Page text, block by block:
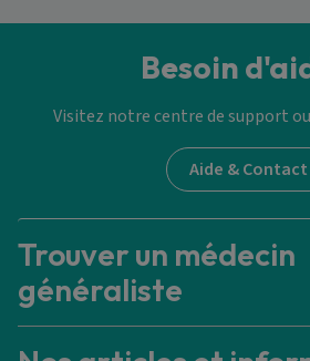
Besoin
Visitez notre centre de support
Aide & Contact
Trouver un médecin
généraliste